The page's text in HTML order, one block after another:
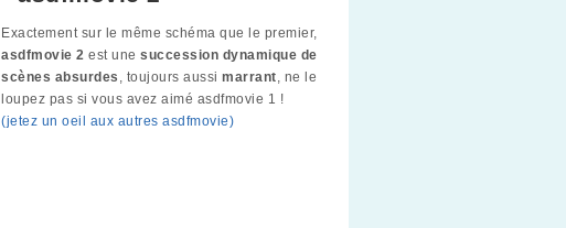
Exactement sur le même schéma que le premier,
asdfmovie 2 est une succession dynamique de
scènes absurdes , toujours aussi marrant, ne le
loupez pas si vous avez aimé asdfmovie 1 !
(jetez un oeil aux autres asdfmovie)